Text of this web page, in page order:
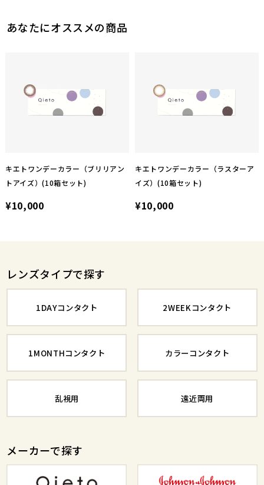
あなたにオススメの商品
キエトワンデーカラー（ブリリアン
トアイズ）(10箱セット)
¥10,000
キエトワンデーカラー（ラスターア
イズ）(10箱セット)
¥10,000
レンズタイプで探す
1DAYコンタクト 2WEEKコンタクト
1MONTHコンタクト カラーコンタクト
乱視用 遠近両用
メーカーで探す